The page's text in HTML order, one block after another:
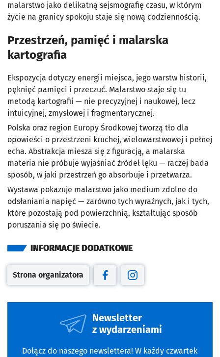
malarstwo jako delikatną sejsmografię czasu, w którym
życie na granicy spokoju staje się nową codziennością.
Przestrzeń, pamięć i malarska
kartografia
Ekspozycja dotyczy energii miejsca, jego warstw historii,
pęknięć pamięci i przeczuć. Malarstwo staje się tu
metodą kartografii — nie precyzyjnej i naukowej, lecz
intuicyjnej, zmysłowej i fragmentarycznej.
Polska oraz region Europy Środkowej tworzą tło dla
opowieści o przestrzeni kruchej, wielowarstwowej i pełnej
echa. Abstrakcja miesza się z figuracją, a malarska
materia nie próbuje wyjaśniać źródeł lęku — raczej bada
sposób, w jaki przestrzeń go absorbuje i przetwarza.
Wystawa pokazuje malarstwo jako medium zdolne do
odsłaniania napięć — zarówno tych wyraźnych, jak i tych,
które pozostają pod powierzchnią, kształtując sposób
poruszania się po świecie.
INFORMACJE DODATKOWE
Otwiera się w nowej karcie
Strona organizatora
Otwiera się w nowej karcie
Otwiera się w nowej
Newsletter
z wydarzeniami
Dołącz do naszego newslettera! W każdy czwartek